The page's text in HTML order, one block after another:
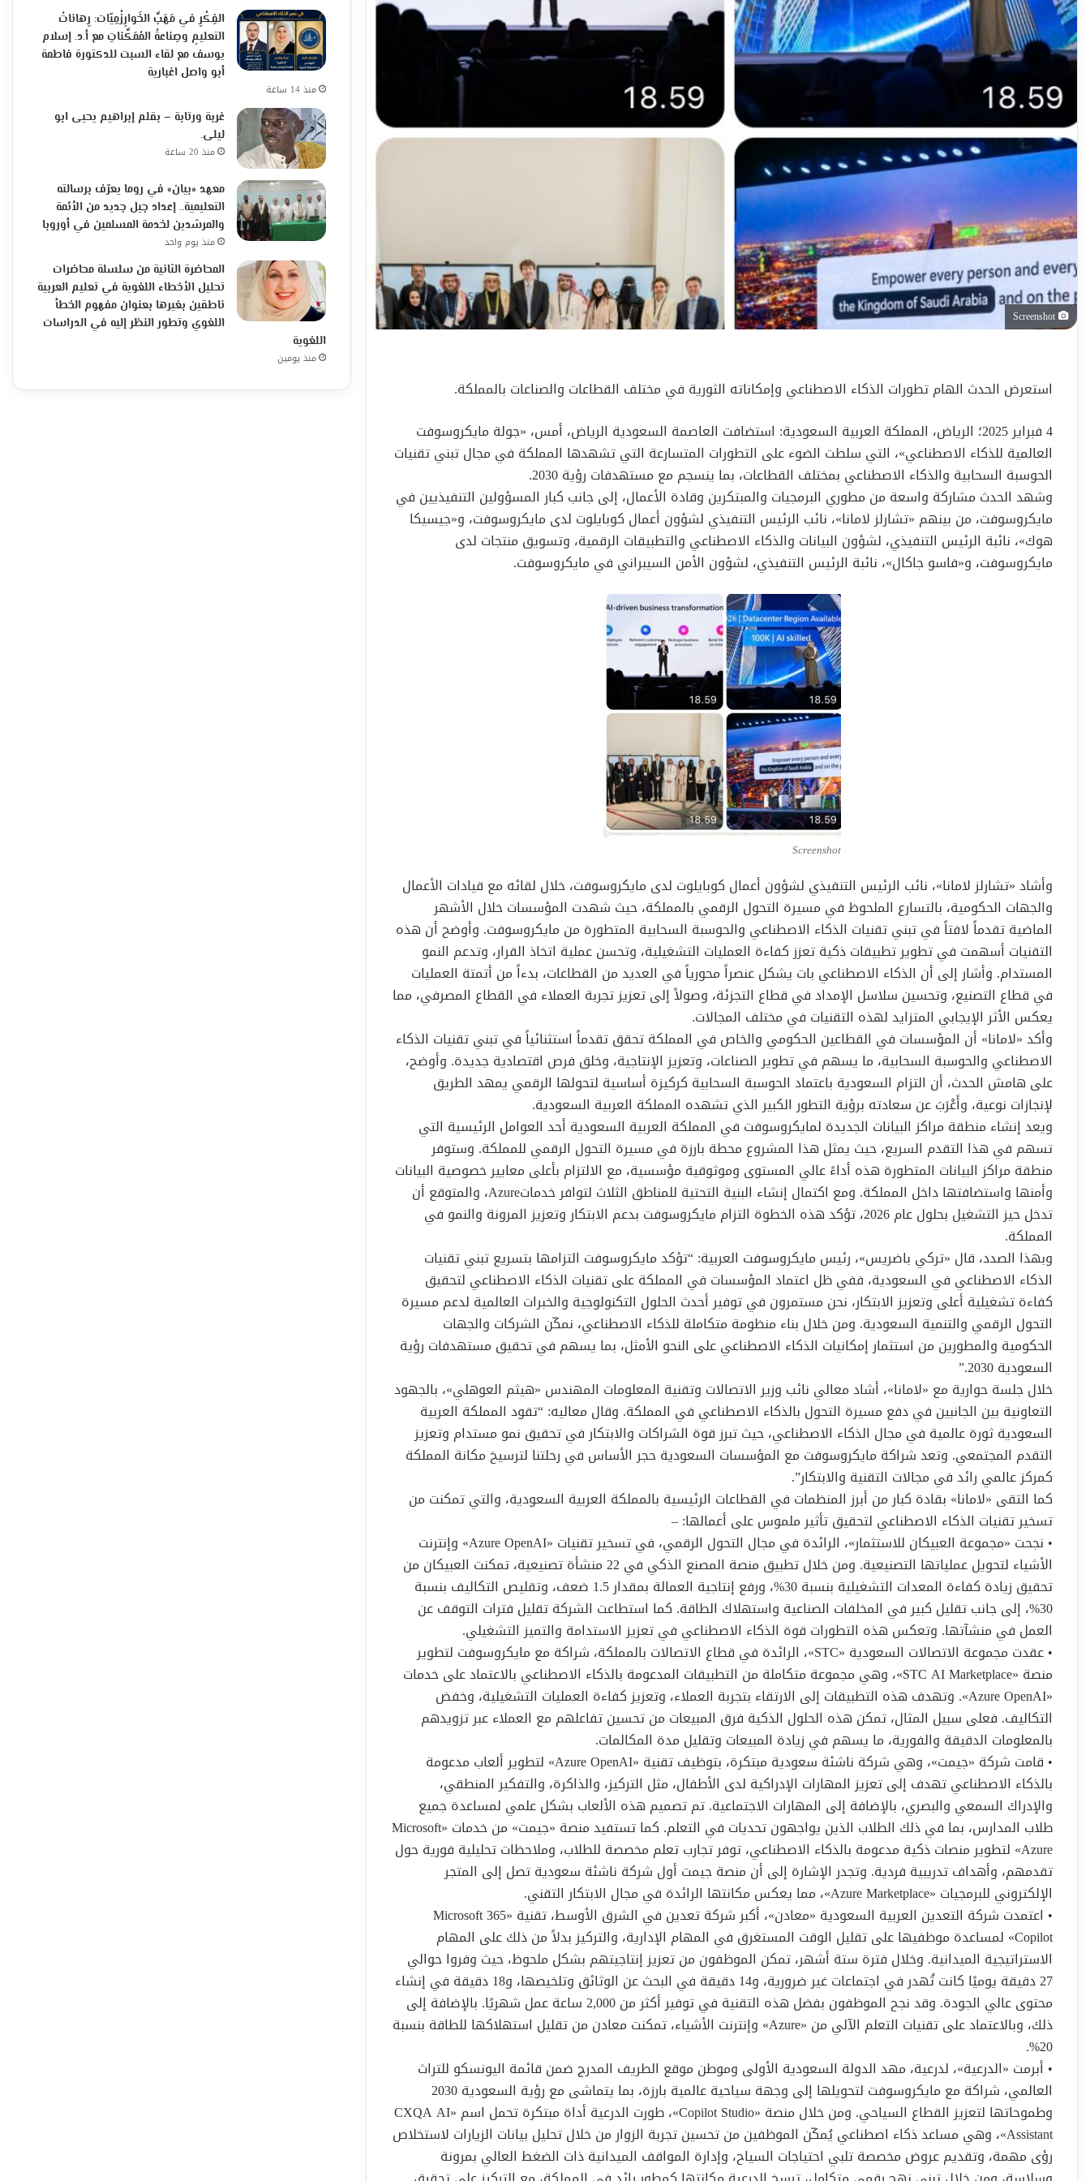
استعرض الحدث الهام تطورات الذكاء الاصطناعي وإمكاناته الثورية في مختلف القطاعات والصناعات بالمملكة.
4 فبراير 2025؛ الرياض، المملكة العربية السعودية: استضافت العاصمة السعودية الرياض، أمس، «جولة مايكروسوفت
العالمية للذكاء الاصطناعي»، التي سلطت الضوء على التطورات المتسارعة التي تشهدها المملكة في مجال تبني تقنيات
الحوسبة السحابية والذكاء الاصطناعي بمختلف القطاعات، بما ينسجم مع مستهدفات رؤية 2030.
وشهد الحدث مشاركة واسعة من مطوري البرمجيات والمبتكرين وقادة الأعمال، إلى جانب كبار المسؤولين التنفيذيين في
مايكروسوفت، من بينهم «تشارلز لامانا»، نائب الرئيس التنفيذي لشؤون أعمال كوبايلوت لدى مايكروسوفت، و«جيسيكا
هوك»، نائبة الرئيس التنفيذي، لشؤون البيانات والذكاء الاصطناعي والتطبيقات الرقمية، وتسويق منتجات لدى
مايكروسوفت، و«فاسو جاكال»، نائبة الرئيس التنفيذي، لشؤون الأمن السيبراني في مايكروسوفت.
Screenshot
وأشاد «تشارلز لامانا»، نائب الرئيس التنفيذي لشؤون أعمال كوبايلوت لدى مايكروسوفت، خلال لقائه مع قيادات الأعمال
والجهات الحكومية، بالتسارع الملحوظ في مسيرة التحول الرقمي بالمملكة، حيث شهدت المؤسسات خلال الأشهر
الماضية تقدماً لافتاً في تبني تقنيات الذكاء الاصطناعي والحوسبة السحابية المتطورة من مايكروسوفت. وأوضح أن هذه
التقنيات أسهمت في تطوير تطبيقات ذكية تعزز كفاءة العمليات التشغيلية، وتحسن عملية اتخاذ القرار، وتدعم النمو
المستدام. وأشار إلى أن الذكاء الاصطناعي بات يشكل عنصراً محورياً في العديد من القطاعات، بدءاً من أتمتة العمليات
في قطاع التصنيع، وتحسين سلاسل الإمداد في قطاع التجزئة، وصولاً إلى تعزيز تجربة العملاء في القطاع المصرفي، مما
يعكس الأثر الإيجابي المتزايد لهذه التقنيات في مختلف المجالات.
وأكد «لامانا» أن المؤسسات في القطاعين الحكومي والخاص في المملكة تحقق تقدماً استثنائياً في تبني تقنيات الذكاء
الاصطناعي والحوسبة السحابية، ما يسهم في تطوير الصناعات، وتعزيز الإنتاجية، وخلق فرص اقتصادية جديدة. وأوضح،
على هامش الحدث، أن التزام السعودية باعتماد الحوسبة السحابية كركيزة أساسية لتحولها الرقمي يمهد الطريق
لإنجازات نوعية، وأَعْرَبَ عن سعادته برؤية التطور الكبير الذي تشهده المملكة العربية السعودية.
ويعد إنشاء منطقة مراكز البيانات الجديدة لمايكروسوفت في المملكة العربية السعودية أحد العوامل الرئيسية التي
تسهم في هذا التقدم السريع، حيث يمثل هذا المشروع محطة بارزة في مسيرة التحول الرقمي للمملكة. وستوفر
منطقة مراكز البيانات المتطورة هذه أداءً عالي المستوى وموثوقية مؤسسية، مع الالتزام بأعلى معايير خصوصية البيانات
وأمنها واستضافتها داخل المملكة. ومع اكتمال إنشاء البنية التحتية للمناطق الثلاث لتوافر خدماتAzure، والمتوقع أن
تدخل حيز التشغيل بحلول عام 2026، تؤكد هذه الخطوة التزام مايكروسوفت بدعم الابتكار وتعزيز المرونة والنمو في
المملكة.
وبهذا الصدد، قال «تركي باضريس»، رئيس مايكروسوفت العربية: “تؤكد مايكروسوفت التزامها بتسريع تبني تقنيات
الذكاء الاصطناعي في السعودية، ففي ظل اعتماد المؤسسات في المملكة على تقنيات الذكاء الاصطناعي لتحقيق
كفاءة تشغيلية أعلى وتعزيز الابتكار، نحن مستمرون في توفير أحدث الحلول التكنولوجية والخبرات العالمية لدعم مسيرة
التحول الرقمي والتنمية السعودية. ومن خلال بناء منظومة متكاملة للذكاء الاصطناعي، نمكّن الشركات والجهات
الحكومية والمطورين من استثمار إمكانيات الذكاء الاصطناعي على النحو الأمثل، بما يسهم في تحقيق مستهدفات رؤية
السعودية 2030.”
خلال جلسة حوارية مع «لامانا»، أشاد معالي نائب وزير الاتصالات وتقنية المعلومات المهندس «هيثم العوهلي»، بالجهود
التعاونية بين الجانبين في دفع مسيرة التحول بالذكاء الاصطناعي في المملكة. وقال معاليه: “تقود المملكة العربية
السعودية ثورة عالمية في مجال الذكاء الاصطناعي، حيث تبرز قوة الشراكات والابتكار في تحقيق نمو مستدام وتعزيز
التقدم المجتمعي. وتعد شراكة مايكروسوفت مع المؤسسات السعودية حجر الأساس في رحلتنا لترسيخ مكانة المملكة
كمركز عالمي رائد في مجالات التقنية والابتكار”.
كما التقى «لامانا» بقادة كبار من أبرز المنظمات في القطاعات الرئيسية بالمملكة العربية السعودية، والتي تمكنت من
تسخير تقنيات الذكاء الاصطناعي لتحقيق تأثير ملموس على أعمالها: –
• نجحت «مجموعة العبيكان للاستثمار»، الرائدة في مجال التحول الرقمي، في تسخير تقنيات «Azure OpenAI» وإنترنت
الأشياء لتحويل عملياتها التصنيعية. ومن خلال تطبيق منصة المصنع الذكي في 22 منشأة تصنيعية، تمكنت العبيكان من
تحقيق زيادة كفاءة المعدات التشغيلية بنسبة 30%، ورفع إنتاجية العمالة بمقدار 1.5 ضعف، وتقليص التكاليف بنسبة
30%، إلى جانب تقليل كبير في المخلفات الصناعية واستهلاك الطاقة. كما استطاعت الشركة تقليل فترات التوقف عن
العمل في منشآتها. وتعكس هذه التطورات قوة الذكاء الاصطناعي في تعزيز الاستدامة والتميز التشغيلي.
• عقدت مجموعة الاتصالات السعودية «STC»، الرائدة في قطاع الاتصالات بالمملكة، شراكة مع مايكروسوفت لتطوير
منصة «STC AI Marketplace»، وهي مجموعة متكاملة من التطبيقات المدعومة بالذكاء الاصطناعي بالاعتماد على خدمات
«Azure OpenAI». وتهدف هذه التطبيقات إلى الارتقاء بتجربة العملاء، وتعزيز كفاءة العمليات التشغيلية، وخفض
التكاليف. فعلى سبيل المثال، تمكن هذه الحلول الذكية فرق المبيعات من تحسين تفاعلهم مع العملاء عبر تزويدهم
بالمعلومات الدقيقة والفورية، ما يسهم في زيادة المبيعات وتقليل مدة المكالمات.
• قامت شركة «جيمت»، وهي شركة ناشئة سعودية مبتكرة، بتوظيف تقنية «Azure OpenAI» لتطوير ألعاب مدعومة
بالذكاء الاصطناعي تهدف إلى تعزيز المهارات الإدراكية لدى الأطفال، مثل التركيز، والذاكرة، والتفكير المنطقي،
والإدراك السمعي والبصري، بالإضافة إلى المهارات الاجتماعية. تم تصميم هذه الألعاب بشكل علمي لمساعدة جميع
طلاب المدارس، بما في ذلك الطلاب الذين يواجهون تحديات في التعلم. كما تستفيد منصة «جيمت» من خدمات «Microsoft
Azure» لتطوير منصات ذكية مدعومة بالذكاء الاصطناعي، توفر تجارب تعلم مخصصة للطلاب، وملاحظات تحليلية فورية حول
تقدمهم، وأهداف تدريبية فردية. وتجدر الإشارة إلى أن منصة جيمت أول شركة ناشئة سعودية تصل إلى المتجر
الإلكتروني للبرمجيات «Azure Marketplace»، مما يعكس مكانتها الرائدة في مجال الابتكار التقني.
• اعتمدت شركة التعدين العربية السعودية «معادن»، أكبر شركة تعدين في الشرق الأوسط، تقنية «Microsoft 365
Copilot» لمساعدة موظفيها على تقليل الوقت المستغرق في المهام الإدارية، والتركيز بدلاً من ذلك على المهام
الاستراتيجية الميدانية. وخلال فترة ستة أشهر، تمكن الموظفون من تعزيز إنتاجيتهم بشكل ملحوظ، حيث وفروا حوالي
27 دقيقة يوميًا كانت تُهدر في اجتماعات غير ضرورية، و14 دقيقة في البحث عن الوثائق وتلخيصها، و18 دقيقة في إنشاء
محتوى عالي الجودة. وقد نجح الموظفون بفضل هذه التقنية في توفير أكثر من 2,000 ساعة عمل شهريًا. بالإضافة إلى
ذلك، وبالاعتماد على تقنيات التعلم الآلي من «Azure» وإنترنت الأشياء، تمكنت معادن من تقليل استهلاكها للطاقة بنسبة
20%.
• أبرمت «الدرعية»، لدرعية، مهد الدولة السعودية الأولى وموطن موقع الطريف المدرج ضمن قائمة اليونسكو للتراث
العالمي، شراكة مع مايكروسوفت لتحويلها إلى وجهة سياحية عالمية بارزة، بما يتماشى مع رؤية السعودية 2030
وطموحاتها لتعزيز القطاع السياحي. ومن خلال منصة «Copilot Studio»، طورت الدرعية أداة مبتكرة تحمل اسم «CXQA AI
Assistant»، وهي مساعد ذكاء اصطناعي يُمكّن الموظفين من تحسين تجربة الزوار من خلال تحليل بيانات الزيارات لاستخلاص
رؤى مهمة، وتقديم عروض مخصصة تلبي احتياجات السياح، وإدارة المواقف الميدانية ذات الضغط العالي بمرونة
الفِكْرِ في مَهَبِّ الخَوارِزْمِيّات: رِهاناتُ
التعليمِ وصِناعةُ المُمَكِّناتِ مع أ.د. إسلام
يوسف مع لقاء السبت للدكتورة فاطمة
أبو واصل اغبارية
منذ 14 ساعة
غربة ورتابة – بقلم إبراهيم يحيى ابو
ليلى.
منذ 20 ساعة
معهد «بيان» في روما يعرّف برسالته
التعليمية.. إعداد جيل جديد من الأئمة
والمرشدين لخدمة المسلمين في أوروبا
منذ يوم واحد
المحاضرة الثانية من سلسلة محاضرات
تحليل الأخطاء اللغوية في تعليم العربية
ناطقين بغيرها بعنوان مفهوم الخطأ
اللغوي وتطور النظر إليه في الدراسات
اللغوية
منذ يومين